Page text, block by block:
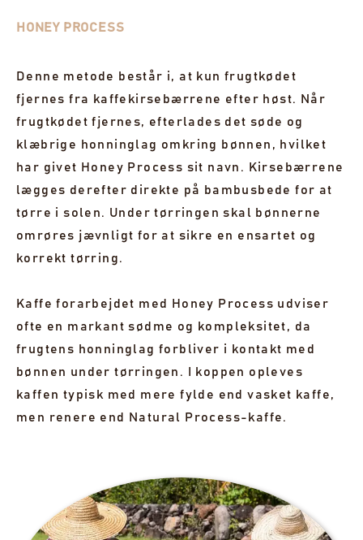
HONEY PROCESS
Denne metode består i, at kun frugtkødet
fjernes fra kaffekirsebærrene efter høst. Når
frugtkødet fjernes, efterlades det søde og
klæbrige honninglag omkring bønnen, hvilket
har givet Honey Process sit navn. Kirsebærrene
lægges derefter direkte på bambusbede for at
tørre i solen. Under tørringen skal bønnerne
omrøres jævnligt for at sikre en ensartet og
korrekt tørring.
Kaffe forarbejdet med Honey Process udviser
ofte en markant sødme og kompleksitet, da
frugtens honninglag forbliver i kontakt med
bønnen under tørringen. I koppen opleves
kaffen typisk med mere fylde end vasket kaffe,
men renere end Natural Process-kaffe.